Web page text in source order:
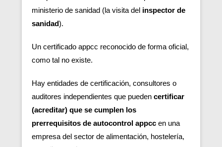
ministerio de sanidad (la visita del inspector de
sanidad).
Un certificado appcc reconocido de forma oficial,
como tal no existe.
Hay entidades de certificación, consultores o
auditores independientes que pueden certificar
(acreditar) que se cumplen los
prerrequisitos de autocontrol appcc en una
empresa del sector de alimentación, hostelería,